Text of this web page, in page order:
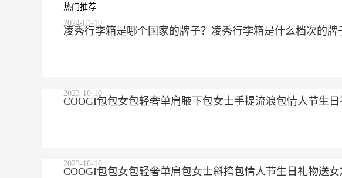
热门推荐
凌秀行李箱是哪个国家的牌子？凌秀行李箱是什么档次的牌
2024-01-19
COOGI包包女包轻奢单肩腋下包女士手提流浪包情人节生
2023-10-10
COOGI包包女包轻奢单肩包女士斜挎包情人节生日礼物送
2023-10-10